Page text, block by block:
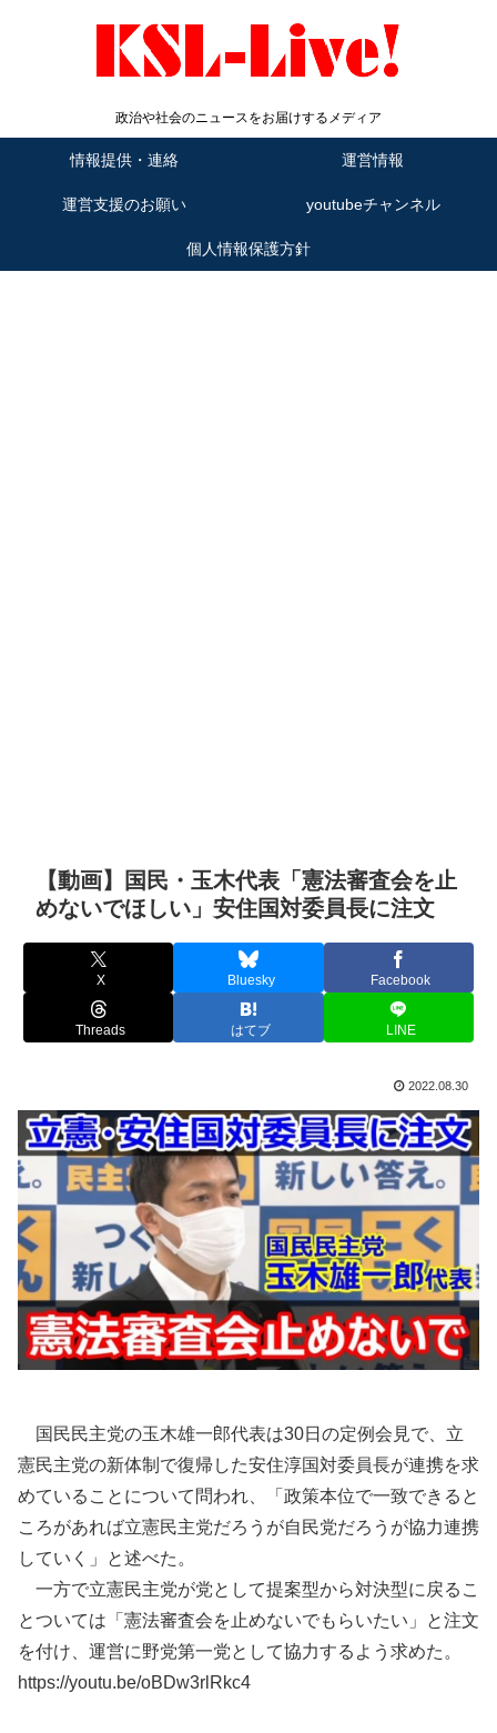
政治や社会のニュースをお届けするメディア
情報提供・連絡 運営情報
運営支援のお願い youtubeチャンネル
個人情報保護方針
【動画】国民・玉木代表「憲法審査会を止
めないでほしい」安住国対委員長に注文
X Bluesky Facebook
Threads はてブ LINE
2022.08.30
国民民主党の玉木雄一郎代表は30日の定例会見で、立
憲民主党の新体制で復帰した安住淳国対委員長が連携を求
めていることについて問われ、「政策本位で一致できると
ころがあれば立憲民主党だろうが自民党だろうが協力連携
していく」と述べた。
一方で立憲民主党が党として提案型から対決型に戻るこ
とついては「憲法審査会を止めないでもらいたい」と注文
を付け、運営に野党第一党として協力するよう求めた。
https://youtu.be/oBDw3rlRkc4